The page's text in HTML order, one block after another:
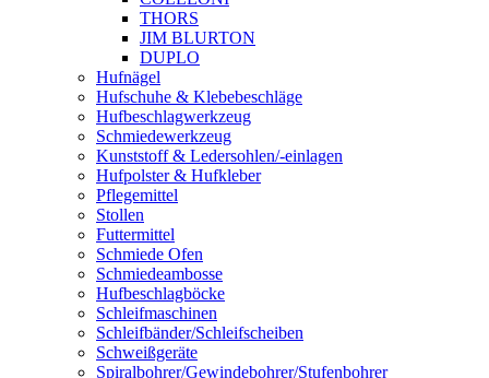
THORS
JIM BLURTON
DUPLO
Hufnägel
Hufschuhe & Klebebeschläge
Hufbeschlagwerkzeug
Schmiedewerkzeug
Kunststoff & Ledersohlen/-einlagen
Hufpolster & Hufkleber
Pflegemittel
Stollen
Futtermittel
Schmiede Ofen
Schmiedeambosse
Hufbeschlagböcke
Schleifmaschinen
Schleifbänder/Schleifscheiben
Schweißgeräte
Spiralbohrer/Gewindebohrer/Stufenbohrer